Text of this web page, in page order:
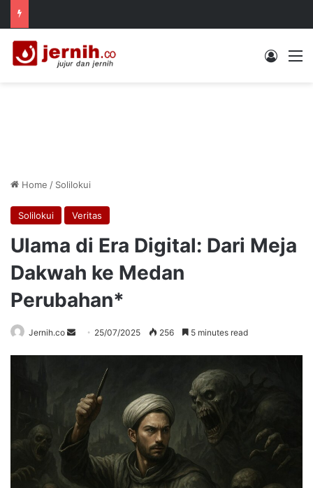
Log In
Home / Solilokui
Solilokui Veritas
Ulama di Era Digital: Dari Meja
Dakwah ke Medan
Perubahan*
Jernih.co
Send 25/07/2025 256 5 minutes read